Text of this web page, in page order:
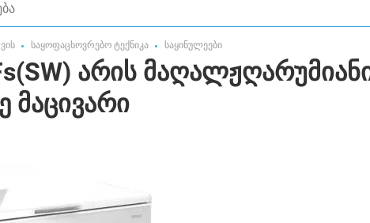
საყოფაცხოვრებო ტექნიკა საყინულეები
არის